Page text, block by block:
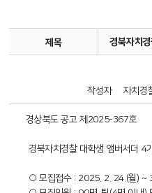
제목 경북자치
작성자 자치
경상북도 공고 제2025-367호
경북자치경찰 대학생 앰버서더 4
○ 모집접수 : 2025. 2. 24.(월) ~